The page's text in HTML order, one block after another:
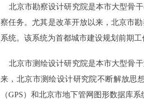
北京市勘察设计研究院是本市大型骨
察任务。尤其是改革开放以来，北京市
系统。该系统为首都城市建设规划前期
北京市测绘设计研究院是本市大型骨
来，北京市测绘设计研究院不断解放思
（GPS）和北京市地下管网图形数据库